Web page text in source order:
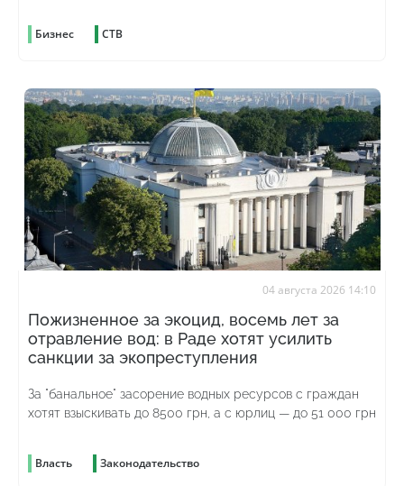
Бизнес СТВ
04 августа 2026 14:10
Пожизненное за экоцид, восемь лет за
отравление вод: в Раде хотят усилить
санкции за экопреступления
За "банальное" засорение водных ресурсов с граждан
хотят взыскивать до 8500 грн, а с юрлиц — до 51 000 грн
Власть Законодательство